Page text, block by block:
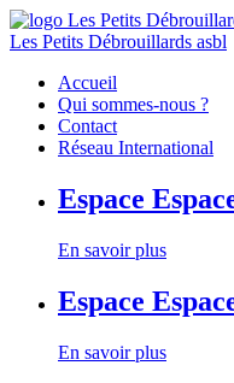
Les Petits Débrouillards asbl
Accueil
Qui sommes-nous ?
Contact
Réseau International
Espace
En savoir plus
Espace
En savoir plus